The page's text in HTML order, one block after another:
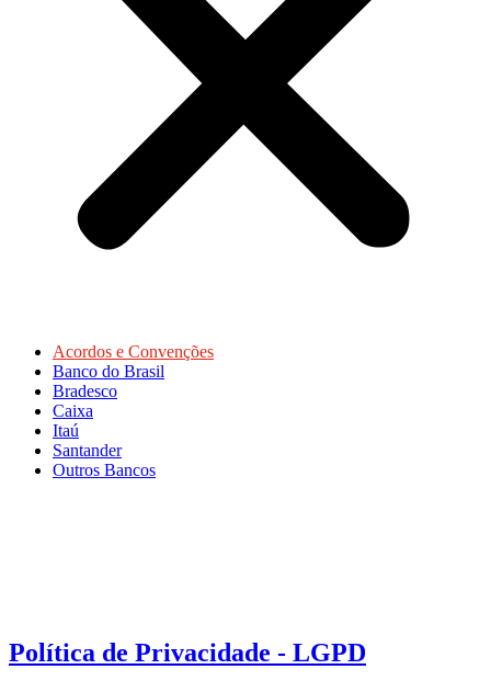
Acordos e Convenções
Banco do Brasil
Bradesco
Caixa
Itaú
Santander
Outros Bancos
Política de Privacidade - LGPD